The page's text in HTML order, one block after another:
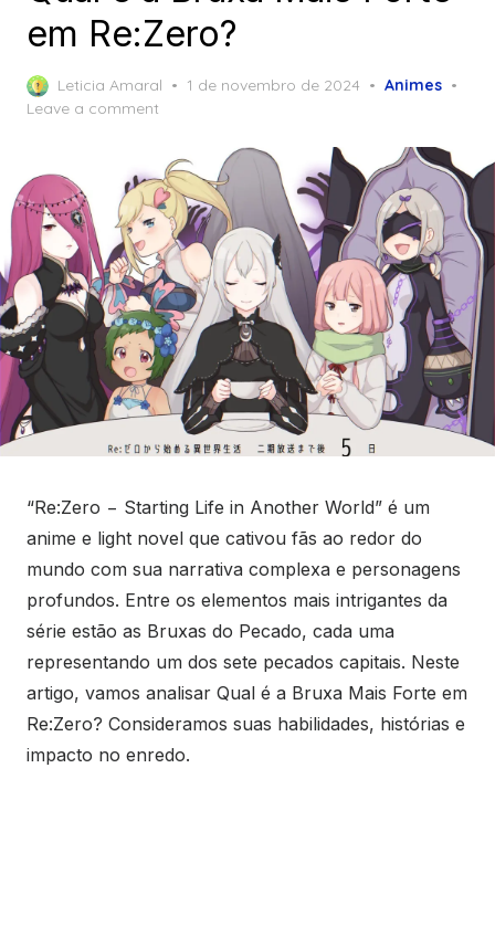
em Re:Zero?
Leticia Amaral
Posted
1 de novembro de 2024
Animes
Leave a comment
“Re:Zero − Starting Life in Another World” é um
anime e light novel que cativou fãs ao redor do
mundo com sua narrativa complexa e personagens
profundos. Entre os elementos mais intrigantes da
série estão as Bruxas do Pecado, cada uma
representando um dos sete pecados capitais. Neste
artigo, vamos analisar Qual é a Bruxa Mais Forte em
Re:Zero? Consideramos suas habilidades, histórias e
impacto no enredo.